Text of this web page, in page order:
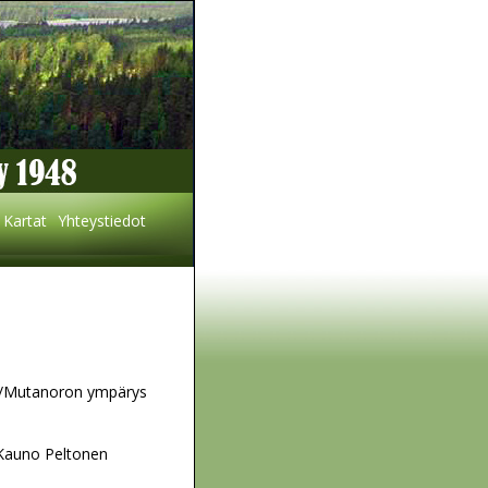
Kartat Yhteystiedot
ympärys
Peltonen